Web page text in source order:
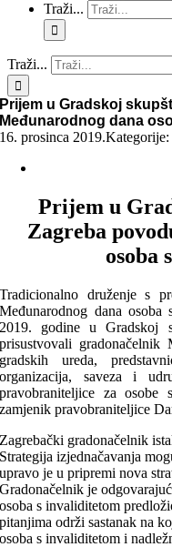
Traži...
Traži...
Prijem u Gradskoj
Međunarodnog dana
16. prosinca 2019.
Prijem u
Zagreba
osoba
Tradicionalno druženje s
Međunarodnog dana
2019. godine u Gradskoj
prisustvovali gradonačelnik
gradskih ureda,
organizacija, saveza i
pravobraniteljice za osobe
zamjenik pravobraniteljice
Zagrebački gradonačelnik
Strategija izjednačavanja
upravo je u pripremi nova
Gradonačelnik je
osoba s invaliditetom
pitanjima održi sastanak na
osoba s invaliditetom i